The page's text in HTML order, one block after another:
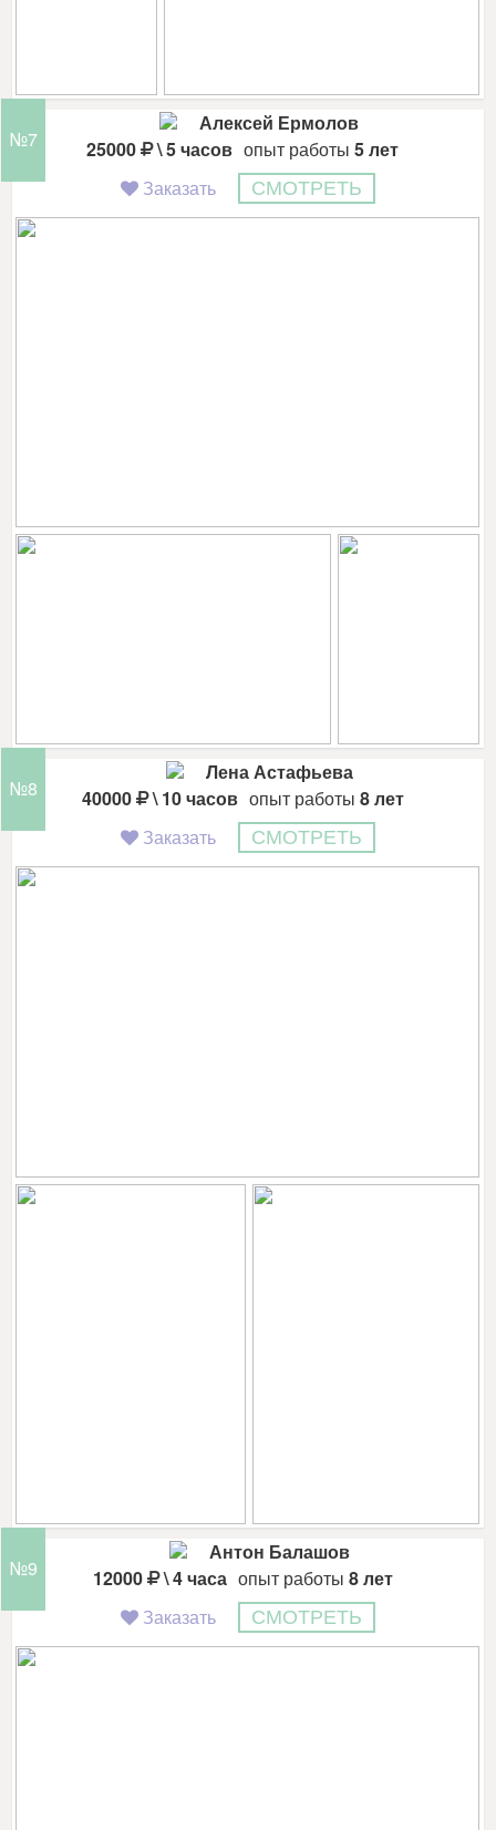
№7
Алексей Ермолов
25000
\ 5 часов опыт работы 5 лет
Заказать
СМОТРЕТЬ
№8
Лена Астафьева
40000
\ 10 часов опыт работы 8 лет
Заказать
СМОТРЕТЬ
№9
Антон Балашов
12000
\ 4 часа опыт работы 8 лет
Заказать
СМОТРЕТЬ